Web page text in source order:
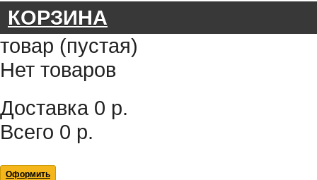
КОРЗИНА
товар (пустая)
Нет товаров
Доставка 0 р.
Всего 0 р.
Оформить